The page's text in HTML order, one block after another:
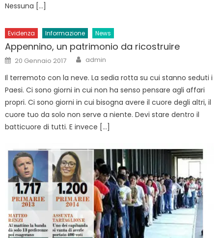
Nessuna […]
Evidenza Informazione News
Appennino, un patrimonio da ricostruire
Posted
on
20 Gennaio 2017 Author
admin
Il terremoto con la neve. La sedia rotta su cui stanno seduti i
Paesi. Ci sono giorni in cui non ha senso pensare agli affari
propri. Ci sono giorni in cui bisogna avere il cuore degli altri, il
cuore tuo da solo non serve a niente. Devi stare dentro il
batticuore di tutti. E invece […]